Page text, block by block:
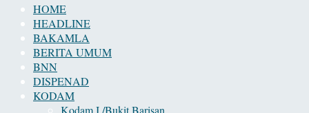
HOME
HEADLINE
BAKAMLA
BERITA UMUM
BNN
DISPENAD
KODAM
Kodam I /Bukit Barisan